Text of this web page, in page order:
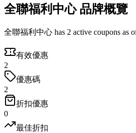
全聯福利中心 品牌概覽
全聯福利中心 has 2 active coupons as
有效優惠
2
優惠碼
2
折扣優惠
0
最佳折扣